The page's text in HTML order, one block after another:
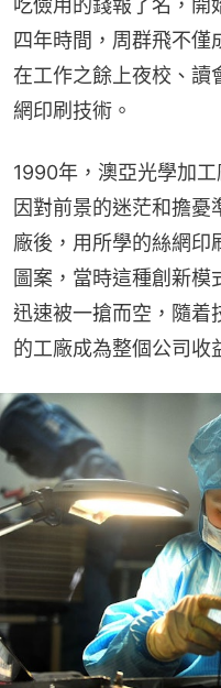
四年時間，周群飛不僅
在工作之餘上夜校、讀
網印刷技術。
1990年，澳亞光學加
因對前景的迷茫和擔憂
廠後，用所學的絲網印
圖案，當時這種創新模
迅速被一搶而空，隨着
的工廠成為整個公司收